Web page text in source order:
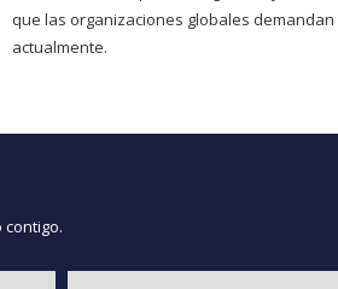
que las organizaciones globales demandan
actualmente.